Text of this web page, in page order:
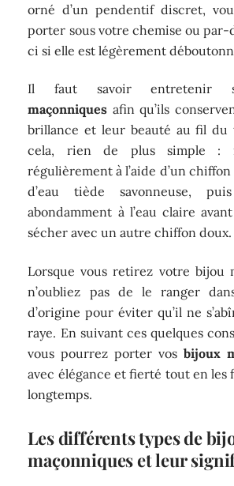
orné d’un pendentif discret,
porter sous votre chemise ou par-
ci si elle est légèrement
Il faut savoir entretenir
maçonniques afin qu’ils
brillance et leur beauté au fil du
cela, rien de plus simple :
régulièrement à l’aide d’un
d’eau tiède savonneuse,
abondamment à l’eau claire
sécher avec un autre chiffon doux.
Lorsque vous retirez votre bijou
n’oubliez pas de le ranger
d’origine pour éviter qu’il ne
raye. En suivant ces quelques
vous pourrez porter vos bijoux
avec élégance et fierté tout en les
longtemps.
Les différents types de
maçonniques et leur